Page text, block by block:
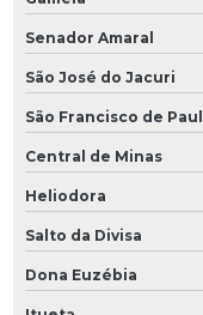
Senador Amaral
São José do Jacuri
São Francisco de
Central de Minas
Heliodora
Salto da Divisa
Dona Euzébia